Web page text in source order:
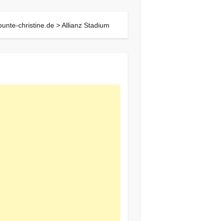
christine.de >Allianz Stadium